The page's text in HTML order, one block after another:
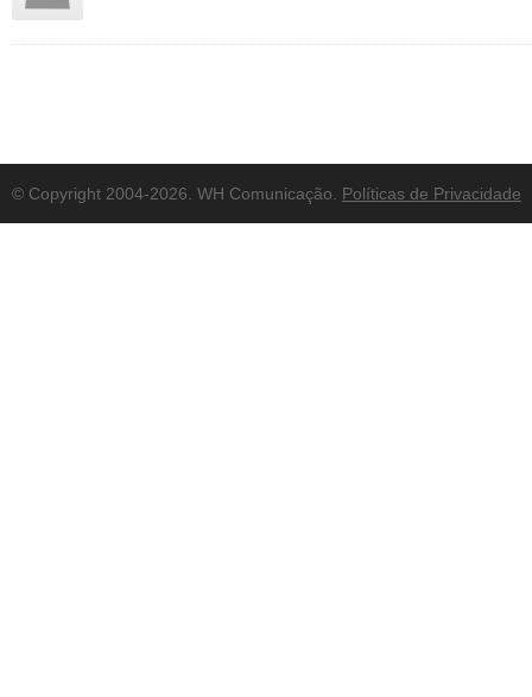
© Copyright 2004-2026. WH Comunicação. Políticas de Privacidade